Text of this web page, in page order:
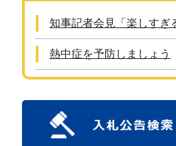
知事記者会見「楽しすぎ
熱中症を予防しましょう